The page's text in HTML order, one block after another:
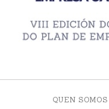
QUEN SOMOS